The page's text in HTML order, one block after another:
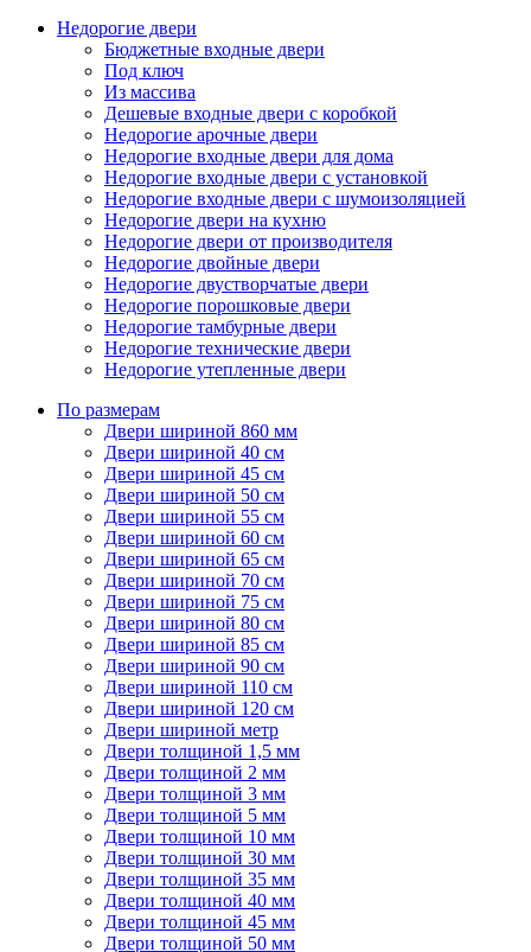
Недорогие двери
Бюджетные входные двери
Под ключ
Из массива
Дешевые входные двери с коробкой
Недорогие арочные двери
Недорогие входные двери для дома
Недорогие входные двери с установкой
Недорогие входные двери с шумоизоляцией
Недорогие двери на кухню
Недорогие двери от производителя
Недорогие двойные двери
Недорогие двустворчатые двери
Недорогие порошковые двери
Недорогие тамбурные двери
Недорогие технические двери
Недорогие утепленные двери
По размерам
Двери шириной 860 мм
Двери шириной 40 см
Двери шириной 45 см
Двери шириной 50 см
Двери шириной 55 см
Двери шириной 60 см
Двери шириной 65 см
Двери шириной 70 см
Двери шириной 75 см
Двери шириной 80 см
Двери шириной 85 см
Двери шириной 90 см
Двери шириной 110 см
Двери шириной 120 см
Двери шириной метр
Двери толщиной 1,5 мм
Двери толщиной 2 мм
Двери толщиной 3 мм
Двери толщиной 5 мм
Двери толщиной 10 мм
Двери толщиной 30 мм
Двери толщиной 35 мм
Двери толщиной 40 мм
Двери толщиной 45 мм
Двери толщиной 50 мм